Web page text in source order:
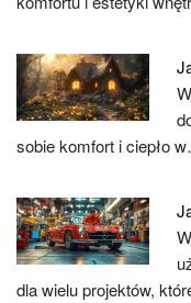
sobie komfort i ciepło
dla wielu projektów,